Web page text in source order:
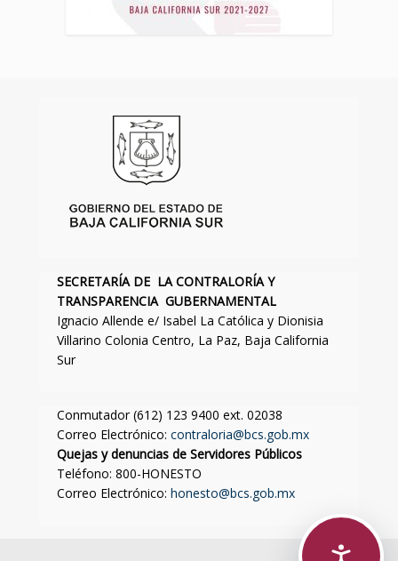
SECRETARÍA DE LA CONTRALORÍA Y
TRANSPARENCIA GUBERNAMENTAL
Ignacio Allende e/ Isabel La Católica y Dionisia
Villarino Colonia Centro, La Paz, Baja California
Sur
Conmutador (612) 123 9400 ext. 02038
Correo Electrónico: contraloria@bcs.gob.mx
Quejas y denuncias de Servidores Públicos
Teléfono: 800-HONESTO
Correo Electrónico: honesto@bcs.gob.mx